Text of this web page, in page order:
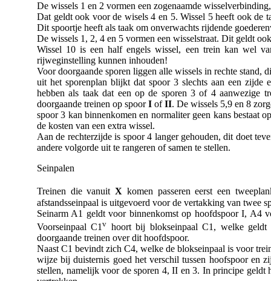
De wissels 1 en 2 vormen een zogenaamde
Dat geldt ook voor de wisels 4 en 5. Wissel 5 heeft ook de
Dit spoortje heeft als taak om onverwachts rijdende
De wissels 1, 2, 4 en 5 vormen een wisselstraat. Dit geldt
Wissel 10 is een half engels wissel, een trein kan wel
rijweginstelling kunnen inhouden!
Voor doorgaande sporen liggen alle wissels in rechte stand,
uit het sporenplan blijkt dat spoor 3 slechts aan een zijde
hebben als taak dat een op de sporen 3 of 4 aanwezige
doorgaande treinen op spoorI ofII. De wissels 5,9 en 8
spoor 3 kan binnenkomen en normaliter geen kans bestaat
de kosten van een extra wissel.
Aan de rechterzijde is spoor 4 langer gehouden, dit doet
andere volgorde uit te rangeren of samen te stellen.
Seinpalen
Treinen die vanuitX komen passeren eerst een
afstandsseinpaal is uitgevoerd voor de vertakking van twee
Seinarm A1 geldt voor binnenkomst op hoofdspoor I, A4
Voorseinpaal C1v hoort bij blokseinpaal C1, welke
doorgaande treinen over dit hoofdspoor.
Naast C1 bevindt zich C4, welke de blokseinpaal is voor
wijze bij duisternis goed het verschil tussen hoofspoor en
stellen, namelijk voor de sporen 4, II en 3. In principe geldt